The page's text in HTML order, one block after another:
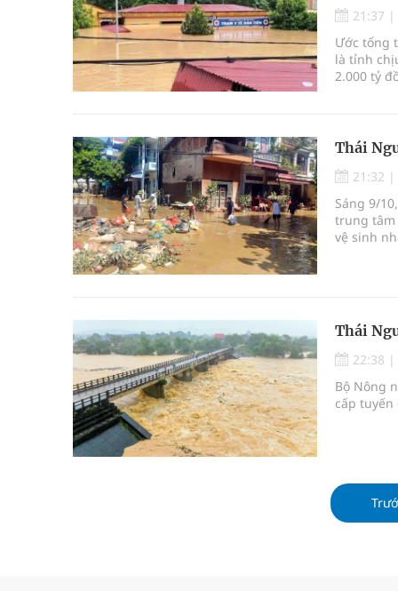
21:37 |
Ước tổng
là tỉnh
2.000 tỷ
Thái
21:32 |
Sáng 9/
trung tâm
vệ sinh
Thái
22:38 |
Bộ Nông
cấp